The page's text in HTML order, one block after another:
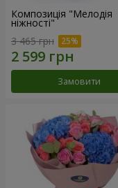
Композиція "Мелодія
ніжності"
3 465 грн
Замовити